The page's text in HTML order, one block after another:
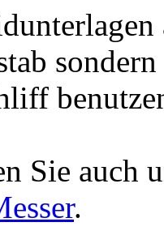
Sie auch
.